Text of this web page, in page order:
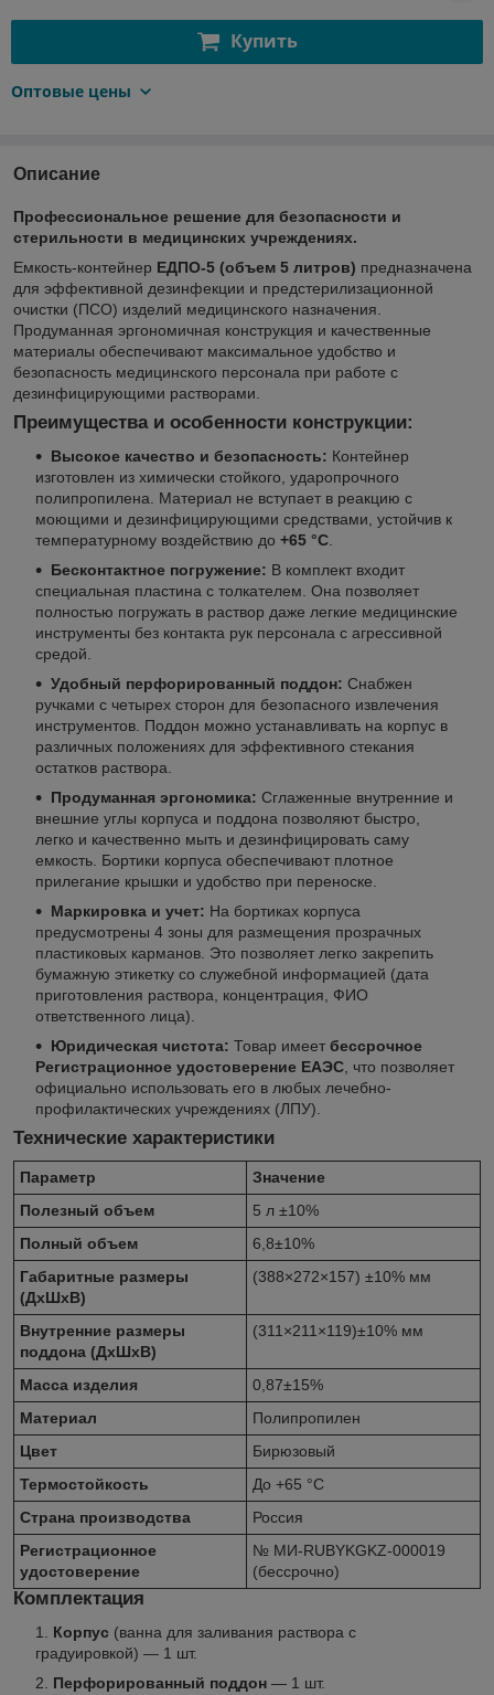
Купить
Оптовые цены
Описание
Профессиональное решение для безопасности и
стерильности в медицинских учреждениях.
Емкость-контейнер ЕДПО-5 (объем 5 литров) предназначена
для эффективной дезинфекции и предстерилизационной
очистки (ПСО) изделий медицинского назначения.
Продуманная эргономичная конструкция и качественные
материалы обеспечивают максимальное удобство и
безопасность медицинского персонала при работе с
дезинфицирующими растворами.
Преимущества и особенности конструкции:
Высокое качество и безопасность: Контейнер
изготовлен из химически стойкого, ударопрочного
полипропилена. Материал не вступает в реакцию с
моющими и дезинфицирующими средствами, устойчив к
температурному воздействию до +65 °C
Бесконтактное погружение: В комплект входит
специальная пластина с толкателем. Она позволяет
полностью погружать в раствор даже легкие медицинские
инструменты без контакта рук персонала с агрессивной
средой.
Удобный перфорированный поддон: Снабжен
ручками с четырех сторон для безопасного извлечения
инструментов. Поддон можно устанавливать на корпус в
различных положениях для эффективного стекания
остатков раствора.
Продуманная эргономика: Сглаженные внутренние и
внешние углы корпуса и поддона позволяют быстро,
легко и качественно мыть и дезинфицировать саму
емкость. Бортики корпуса обеспечивают плотное
прилегание крышки и удобство при переноске.
Маркировка и учет: На бортиках корпуса
предусмотрены 4 зоны для размещения прозрачных
пластиковых карманов. Это позволяет легко закрепить
бумажную этикетку со служебной информацией (дата
приготовления раствора, концентрация, ФИО
ответственного лица).
Юридическая чистота: Товар имеет бессрочное
Регистрационное удостоверение ЕАЭС , что позволяет
официально использовать его в любых лечебно-
профилактических учреждениях (ЛПУ).
Технические характеристики
Параметр
Значение
Полезный объем
5 л ±10%
Полный объем
6,8±10%
Габаритные размеры
(ДхШхВ)
(388×272×157) ±10% мм
Внутренние размеры
поддона (ДхШхВ)
(311×211×119)±10% мм
Масса изделия
0,87±15%
Материал
Полипропилен
Цвет
Бирюзовый
Термостойкость
До +65 °С
Страна производства
Россия
Регистрационное
удостоверение
№ МИ-RUBYKGKZ-000019
(бессрочно)
Комплектация
Корпус (ванна для заливания раствора с
градуировкой) — 1 шт.
Перфорированный поддон — 1 шт.